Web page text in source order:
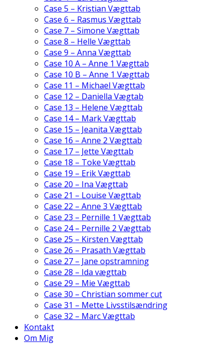
Case 5 – Kristian Vægttab
Case 6 – Rasmus Vægttab
Case 7 – Simone Vægttab
Case 8 – Helle Vægttab
Case 9 – Anna Vægttab
Case 10 A – Anne 1 Vægttab
Case 10 B – Anne 1 Vægttab
Case 11 – Michael Vægttab
Case 12 – Daniella Vægtab
Case 13 – Helene Vægttab
Case 14 – Mark Vægttab
Case 15 – Jeanita Vægttab
Case 16 – Anne 2 Vægttab
Case 17 – Jette Vægttab
Case 18 – Toke Vægttab
Case 19 – Erik Vægttab
Case 20 – Ina Vægttab
Case 21 – Louise Vægttab
Case 22 – Anne 3 Vægttab
Case 23 – Pernille 1 Vægttab
Case 24 – Pernille 2 Vægttab
Case 25 – Kirsten Vægttab
Case 26 – Prasath Vægttab
Case 27 – Jane opstramning
Case 28 – Ida vægttab
Case 29 – Mie Vægttab
Case 30 – Christian sommer cut
Case 31 – Mette Livsstilsændring
Case 32 – Marc Vægttab
Kontakt
Om Mig